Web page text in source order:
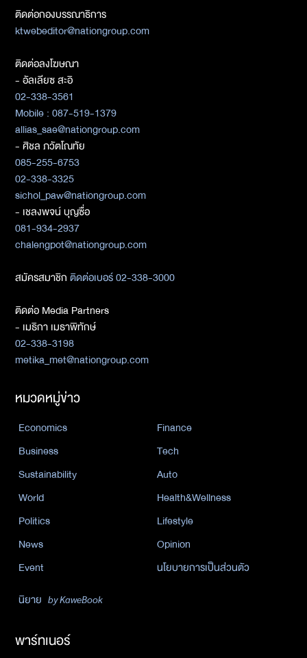
ติดต่อกองบรรณาธิการ
ktwebeditor@nationgroup.com
ติดต่อลงโฆษณา
- อัลเลียซ สะอิ
02-338-3561
Mobile : 087-519-1379
allias_sae@nationgroup.com
- ศิชล ภวัตโณทัย
085-255-6753
02-338-3325
sichol_paw@nationgroup.com
- เชลงพจน์ บุญซื่อ
081-934-2937
chalengpot@nationgroup.com
สมัครสมาชิกติดต่อเบอร์ 02-338-3000
ติดต่อ Media Partners
- เมธิกา เมธาพิทักษ์
02-338-3198
metika_met@nationgroup.com
หมวดหมู่ข่าว
Economics
Finance
Business
Tech
Sustainability
Auto
World
Health&Wellness
Politics
Lifestyle
News
Opinion
Event
นโยบายการเป็นส่วนตัว
นิยาย by KaweBook
พาร์ทเนอร์